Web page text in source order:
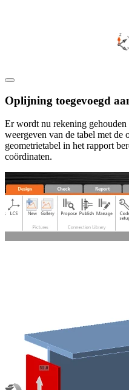
Oplijning toegevoegd
Er wordt nu rekening
weergeven van de tabel met de
geometrietabel in het rapport
coördinaten.